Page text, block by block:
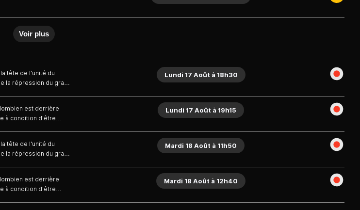
Voir plus
tête de l'unité du
la répression du grand
Lundi 17 Août à 18h30
est derrière
à condition d'être
Lundi 17 Août à 19h15
tête de l'unité du
la répression du grand
Mardi 18 Août à 11h50
est derrière
à condition d'être
Mardi 18 Août à 12h40